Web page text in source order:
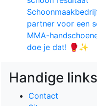
partner voor een
MMA-
doe je dat! 🥊✨
Handige links
Contact